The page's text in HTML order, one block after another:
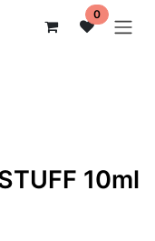
0
Niet op voorraad
10ml